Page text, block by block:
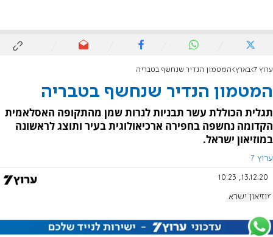
ערוץ 7 בארץ המטמון הנדיר שנחשף בטבריה
המטמון הנדיר שנחשף בטבריה
תגלית הכוללת עשר תבניות לנרות שמן מהתקופה האסלאמית
הקדומה נחשפה בחפירה ארכיאולוגית בעיר ותוצג לראשונה
במוזיאון ישראל.
ערוץ 7
13.12.20, 10:23
מוזיאון ישראל